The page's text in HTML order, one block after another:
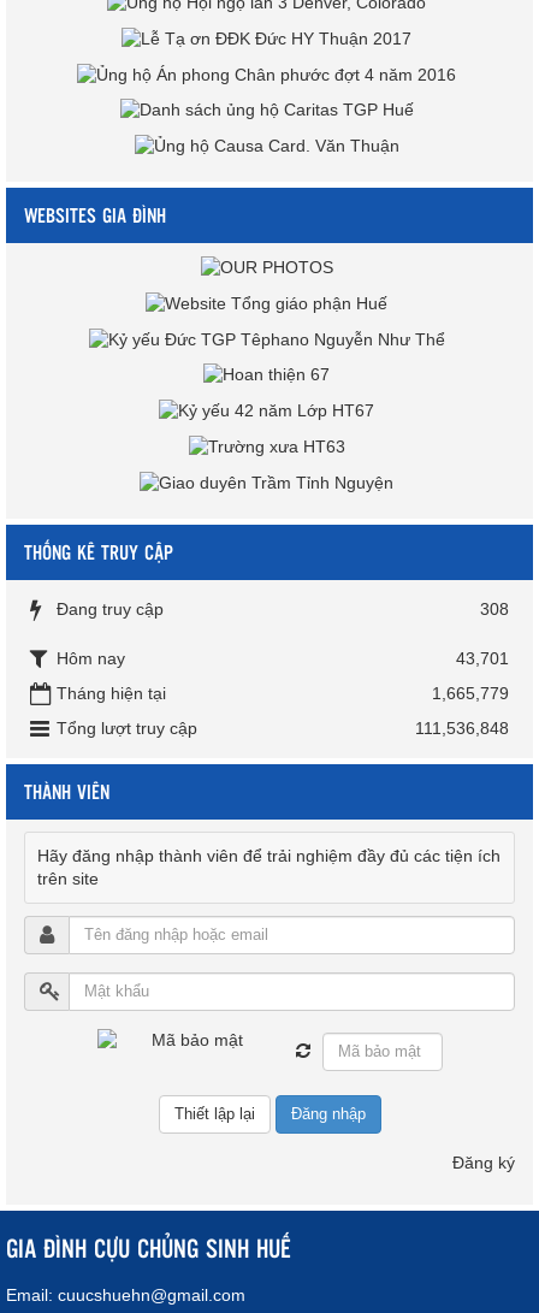
WEBSITES GIA ĐÌNH
THỐNG KÊ TRUY CẬP
Đang truy cập 308
Hôm nay
43,701
Tháng hiện tại
1,665,779
Tổng lượt truy cập
111,536,848
THÀNH VIÊN
Hãy đăng nhập thành viên để trải nghiệm đầy đủ các tiện ích
trên site
Đăng nhập
Đăng ký
GIA ĐÌNH CỰU CHỦNG SINH HUẾ
Email: cuucshuehn@gmail.com